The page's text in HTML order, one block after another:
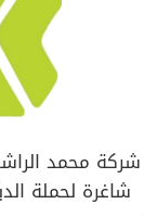
شاغرة لحملة